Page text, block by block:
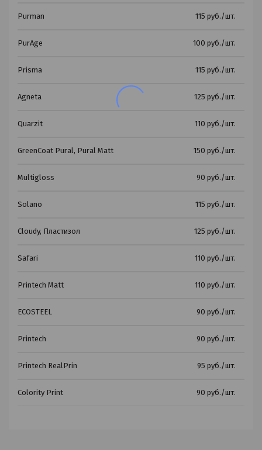
Purman 115 руб./шт.
PurAge 100 руб./шт.
Prisma 115 руб./шт.
Agneta 125 руб./шт.
Quarzit 110 руб./шт.
GreenCoat Pural, Pural Matt 150 руб./шт.
Multigloss 90 руб./шт.
Solano 115 руб./шт.
Cloudy, Пластизол 125 руб./шт.
Safari 110 руб./шт.
Printech Matt 110 руб./шт.
ECOSTEEL 90 руб./шт.
Printech 90 руб./шт.
Printech RealPrin 95 руб./шт.
Colority Print 90 руб./шт.